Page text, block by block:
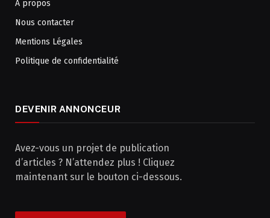
A propos
Nous contacter
Mentions Légales
Politique de confidentialité
DEVENIR ANNONCEUR
Avez-vous un projet de publication
d’articles ? N’attendez plus ! Cliquez
maintenant sur le bouton ci-dessous.